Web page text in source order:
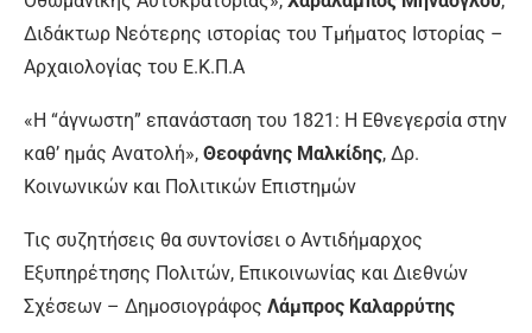
Διδάκτωρ Νεότερης ιστορίας του Τμήματος Ιστορίας –
Αρχαιολογίας του Ε.Κ.Π.Α
«Η “άγνωστη” επανάσταση του 1821: Η Εθνεγερσία στην
καθ’ ημάς Ανατολή», Θεοφάνης Μαλκίδης, Δρ.
Κοινωνικών και Πολιτικών Επιστημών
Τις συζητήσεις θα συντονίσει ο Αντιδήμαρχος
Εξυπηρέτησης Πολιτών, Επικοινωνίας και Διεθνών
Σχέσεων – Δημοσιογράφος Λάμπρος Καλαρρύτης